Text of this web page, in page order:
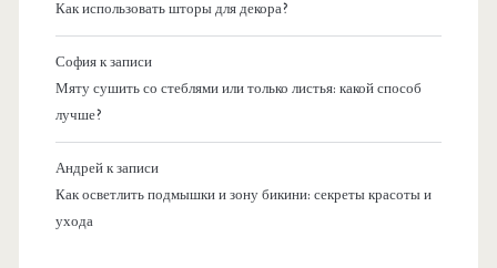
Как использовать шторы для декора?
Софияк записи
Мяту сушить со стеблями или только листья: какой способ
лучше?
Андрейк записи
Как осветлить подмышки и зону бикини: секреты красоты и
ухода